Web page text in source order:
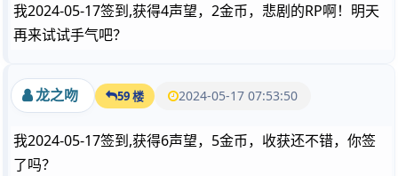
我2024-05-17签到,获得4声望，2金币，悲剧的RP啊！明天
再来试试手气吧？
龙之吻 59 楼 2024-05-17 07:53:50
我2024-05-17签到,获得6声望，5金币，收获还不错，你签
了吗？